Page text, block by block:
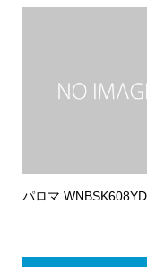
パロマ